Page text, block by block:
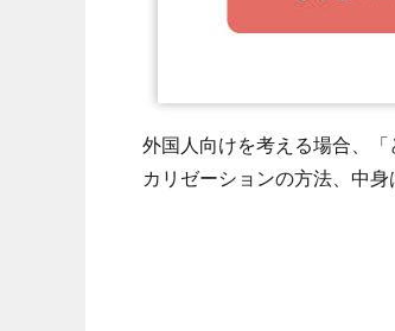
外国人向けを考える場合、
カリゼーションの方法、中